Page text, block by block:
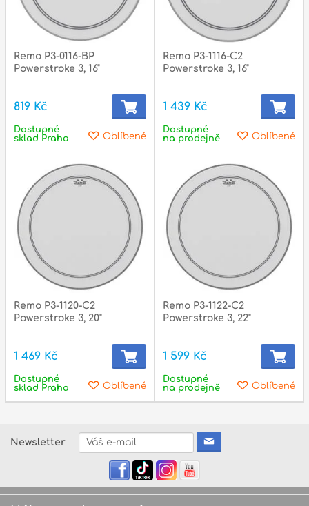
Remo P3-0116-BP
Powerstroke 3, 16"
819 Kč
Oblíbené
Dostupné
sklad Praha
Remo P3-1116-C2
Powerstroke 3, 16"
1 439 Kč
Oblíbené
Dostupné
na prodejně
Remo P3-1120-C2
Powerstroke 3, 20"
1 469 Kč
Oblíbené
Dostupné
sklad Praha
Remo P3-1122-C2
Powerstroke 3, 22"
1 599 Kč
Oblíbené
Dostupné
na prodejně
Newsletter